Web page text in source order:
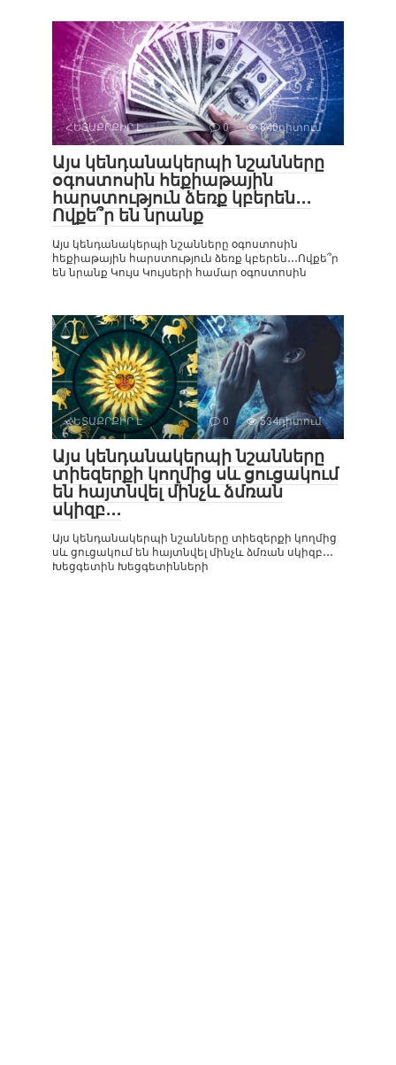
ՀԵՏԱՔՐՔԻՐ Է 0 840դիտում
Այս կենդանակերպի նշանները
օգոստոսին հեքիաթային
հարստություն ձեռք կբերեն․․․
Ովքե՞ր են նրանք
Այս կենդանակերպի նշանները օգոստոսին
հեքիաթային հարստություն ձեռք կբերեն․․․Ովքե՞ր
են նրանք Կույս Կույսերի համար օգոստոսին
ՀԵՏԱՔՐՔԻՐ Է 0 534դիտում
Այս կենդանակերպի նշանները
տիեզերքի կողմից սև ցուցակում
են հայտնվել մինչև ձմռան
սկիզբ․․․
Այս կենդանակերպի նշանները տիեզերքի կողմից
սև ցուցակում են հայտնվել մինչև ձմռան սկիզբ․․․
Խեցգետին Խեցգետինների